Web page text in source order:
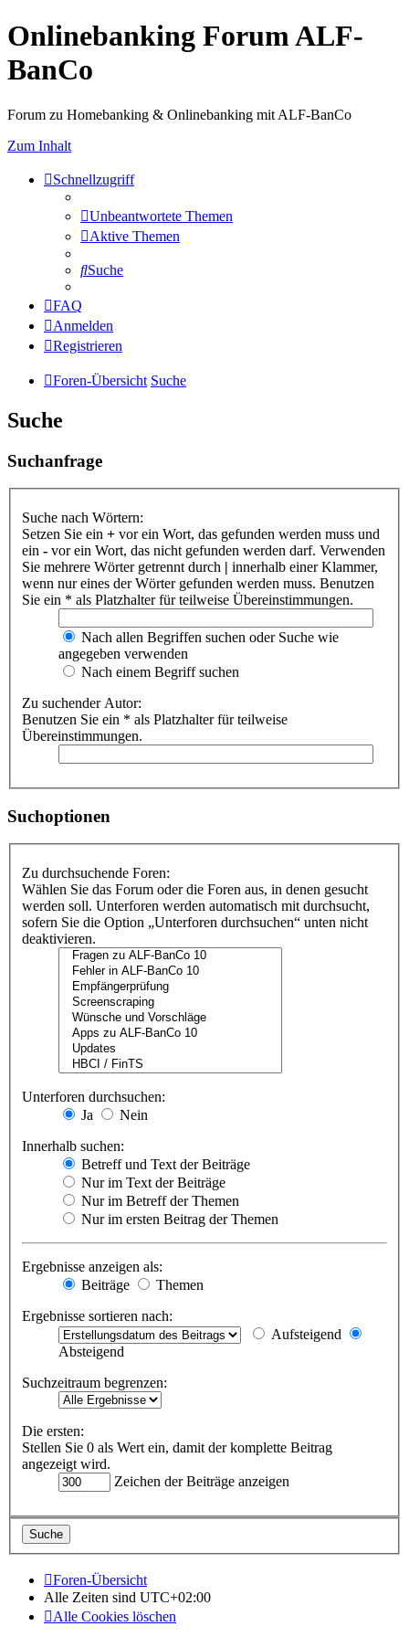
Onlinebanking Forum ALF-
BanCo
Forum zu Homebanking & Onlinebanking mit ALF-BanCo
Zum Inhalt
Schnellzugriff
Unbeantwortete Themen
Aktive Themen
Suche
FAQ
Anmelden
Registrieren
Foren-Übersicht Suche
Suche
Suchanfrage
Suche nach Wörtern:
Setzen Sie ein + vor ein Wort, das gefunden werden muss und
ein - vor ein Wort, das nicht gefunden werden darf. Verwenden
Sie mehrere Wörter getrennt durch | innerhalb einer Klammer,
wenn nur eines der Wörter gefunden werden muss. Benutzen
Sie ein * als Platzhalter für teilweise Übereinstimmungen.
Nach allen Begriffen suchen oder Suche wie
angegeben verwenden
Nach einem Begriff suchen
Zu suchender Autor:
Benutzen Sie ein * als Platzhalter für teilweise
Übereinstimmungen.
Suchoptionen
Zu durchsuchende Foren:
Wählen Sie das Forum oder die Foren aus, in denen gesucht
werden soll. Unterforen werden automatisch mit durchsucht,
sofern Sie die Option „Unterforen durchsuchen“ unten nicht
deaktivieren.
Unterforen durchsuchen:
Ja
Nein
Innerhalb suchen:
Betreff und Text der Beiträge
Nur im Text der Beiträge
Nur im Betreff der Themen
Nur im ersten Beitrag der Themen
Ergebnisse anzeigen als:
Beiträge
Themen
Ergebnisse sortieren nach:
Aufsteigend
Absteigend
Suchzeitraum begrenzen:
Die ersten:
Stellen Sie 0 als Wert ein, damit der komplette Beitrag
angezeigt wird.
Zeichen der Beiträge anzeigen
Foren-Übersicht
Alle Zeiten sind UTC+02:00
Alle Cookies löschen